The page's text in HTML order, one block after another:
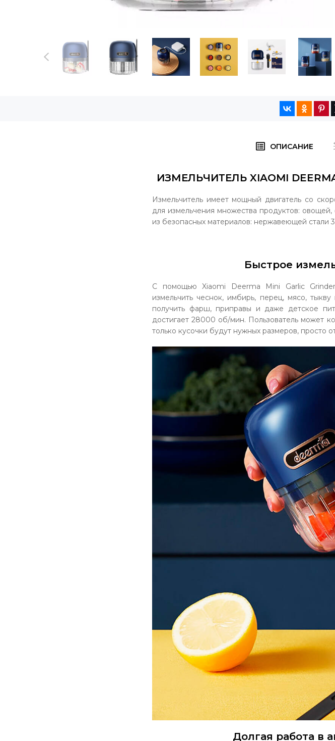
ОПИСАНИЕ
ИЗМЕЛЬЧИТЕЛЬ XIAOMI DEERMA
Измельчитель имеет мощный двигатель со
для измельчения множества продуктов: овощей,
из безопасных материалов: нержавеющей стали
Быстрое
С помощью Xiaomi Deerma Mini Garlic
измельчить чеснок, имбирь, перец, мясо,
получить фарш, приправы и даже детское
достигает 28000 об/мин. Пользователь может
только кусочки будут нужных размеров, просто
Долгая работа в